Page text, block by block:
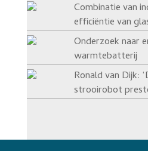
Combinatie van
efficiëntie van
Onderzoek naar
warmtebatterij
Ronald van Dijk:
strooirobot